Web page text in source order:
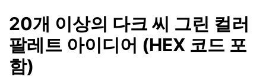
20개 이상의 다크 씨 그린 컬러
팔레트 아이디어 (HEX 코드 포
함)